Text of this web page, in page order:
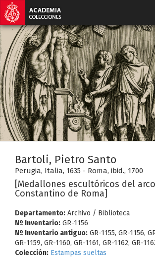
Bartoli, Pietro Santo
Perugia, Italia, 1635 - Roma, ibid., 1700
[Medallones escultóricos del
Constantino de Roma]
Departamento: Archivo / Biblioteca
Nº Inventario: GR-1156
Nº Inventario antiguo: GR-1155, GR-1156,
GR-1159, GR-1160, GR-1161, GR-1162, GR-
Colección: Estampas sueltas